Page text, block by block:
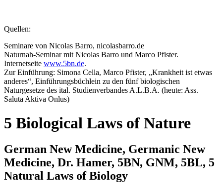
Quellen:
Seminare von Nicolas Barro, nicolasbarro.de
Naturnah-Seminar mit Nicolas Barro und Marco Pfister.
Internetseite www.5bn.de.
Zur Einführung: Simona Cella, Marco Pfister, „Krankheit ist etwas
anderes“, Einführungsbüchlein zu den fünf biologischen
Naturgesetze des ital. Studienverbandes A.L.B.A. (heute: Ass.
Saluta Aktiva Onlus)
5 Biological Laws of Nature
German New Medicine, Germanic New
Medicine, Dr. Hamer, 5BN, GNM, 5BL, 5
Natural Laws of Biology